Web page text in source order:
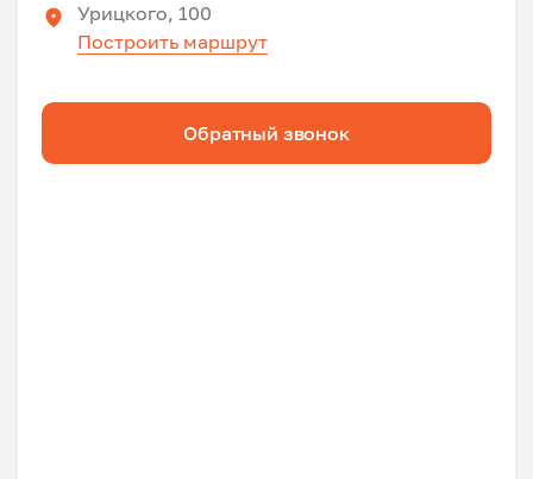
Урицкого, 100
Построить маршрут
Обратный звонок